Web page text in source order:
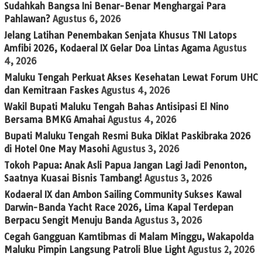
Sudahkah Bangsa Ini Benar-Benar Menghargai Para
Pahlawan? Agustus 6, 2026
Jelang Latihan Penembakan Senjata Khusus TNI Latops
Amfibi 2026, Kodaeral IX Gelar Doa Lintas Agama Agustus
4, 2026
Maluku Tengah Perkuat Akses Kesehatan Lewat Forum UHC
dan Kemitraan Faskes Agustus 4, 2026
Wakil Bupati Maluku Tengah Bahas Antisipasi El Nino
Bersama BMKG Amahai Agustus 4, 2026
Bupati Maluku Tengah Resmi Buka Diklat Paskibraka 2026
di Hotel One May Masohi Agustus 3, 2026
Tokoh Papua: Anak Asli Papua Jangan Lagi Jadi Penonton,
Saatnya Kuasai Bisnis Tambang! Agustus 3, 2026
Kodaeral IX dan Ambon Sailing Community Sukses Kawal
Darwin-Banda Yacht Race 2026, Lima Kapal Terdepan
Berpacu Sengit Menuju Banda Agustus 3, 2026
Cegah Gangguan Kamtibmas di Malam Minggu, Wakapolda
Maluku Pimpin Langsung Patroli Blue Light Agustus 2, 2026